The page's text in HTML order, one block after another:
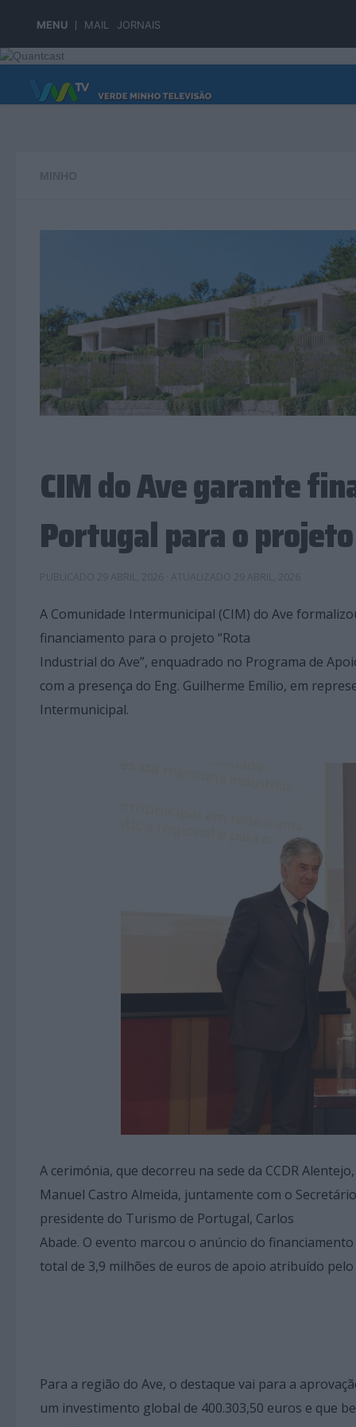
MENU MAIL JORNAIS
Skip to content
CIM do Ave garante
Portugal para o
A Comunidade Intermunicipal (CIM) do Ave
financiamento para o projeto “Rota
Industrial do Ave”, enquadrado no Programa de
com a presença do Eng. Guilherme Emílio, em
Intermunicipal.
A cerimónia, que decorreu na sede da CCDR
Manuel Castro Almeida, juntamente com o
presidente do Turismo de Portugal, Carlos
Abade. O evento marcou o anúncio do
total de 3,9 milhões de euros de apoio atribuído
Para a região do Ave, o destaque vai para a
um investimento global de 400.303,50 euros e que